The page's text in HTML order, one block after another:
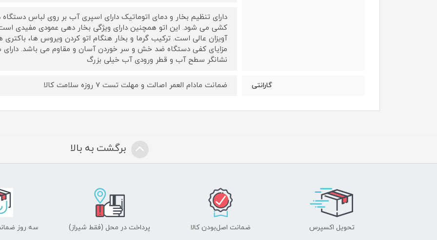
دارای تنظیم بخار و دمای اتوماتیک دارای اسپری آب بر روی لباس
کشی می شود. این اتو همچنین دارای ویژگی بخار دهی عمودی مفیدی
آویزان عالی است. ترکیب گرما و بخار هنگام اتو کردن ویروس ها،
نشانگر سطح آب و قطر ورودی آب خیلی بزرگ
گارانتی ضمانت مادام العمر اصالت و مهلت تست ۷ روزه سلامت کالا
برگشت به بالا
تحویل اکسپرس ضمانت اصل‌بودن کالا پرداخت در محل (فقط شیراز) سه روز